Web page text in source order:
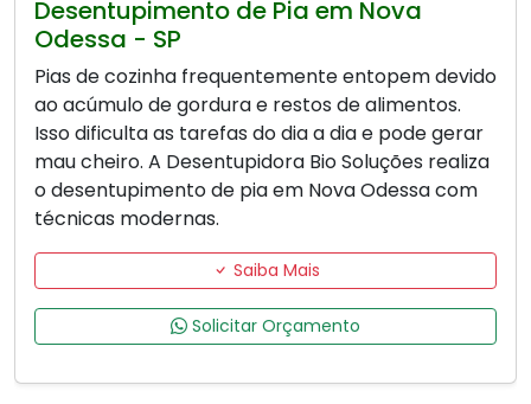
Desentupimento de Pia em Nova
Odessa - SP
Pias de cozinha frequentemente entopem devido
ao acúmulo de gordura e restos de alimentos.
Isso dificulta as tarefas do dia a dia e pode gerar
mau cheiro. A Desentupidora Bio Soluções realiza
o desentupimento de pia em Nova Odessa com
técnicas modernas.
Saiba Mais
Solicitar Orçamento